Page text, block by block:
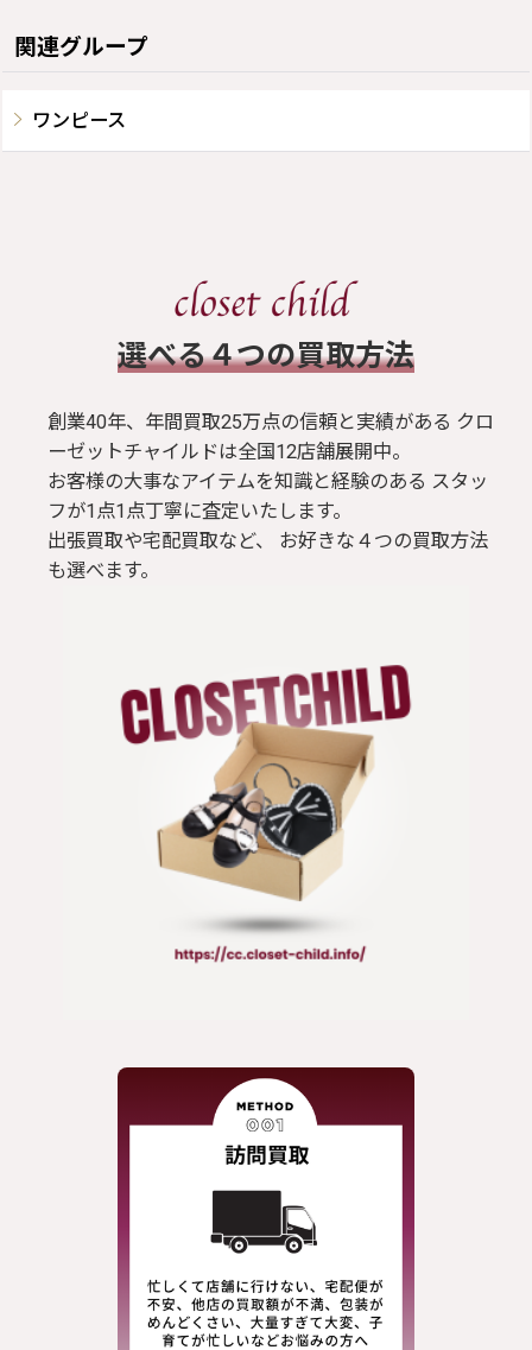
関連グループ
ワンピース
​選べる４つの買取方法
創業40年、年間買取25万点の信頼と実績がある クロ
ーゼットチャイルドは全国12店舗展開中。
お客様の大事なアイテムを知識と経験のある スタッ
フが1点1点丁寧に査定いたします。
出張買取や宅配買取など、 お好きな４つの買取方法
も選べます。